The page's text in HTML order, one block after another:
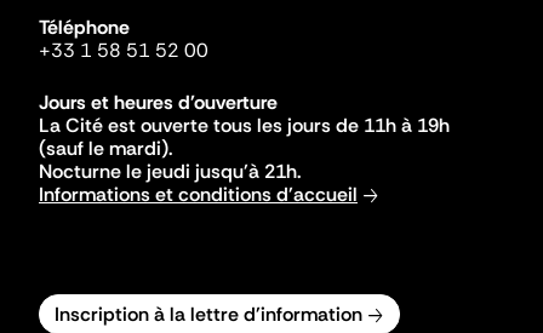
Téléphone
+33 1 58 51 52 00
Jours et heures d'ouverture
La Cité est ouverte tous les jours de 11h à 19h
(sauf le mardi).
Nocturne le jeudi jusqu'à 21h.
Informations et conditions d'accueil
Inscription à la lettre d'information